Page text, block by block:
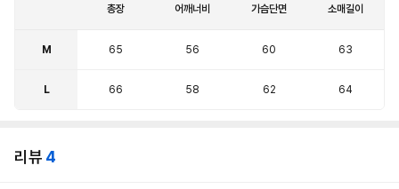
총장 어깨너비 가슴단면 소매길이
M 65 56 60 63
L 66 58 62 64
리뷰 4